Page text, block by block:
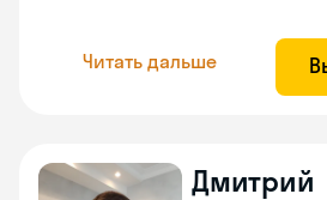
Читать дальше
Дмитрий